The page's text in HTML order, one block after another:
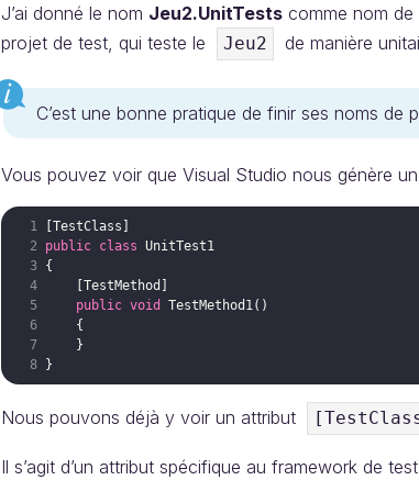
J’ai donné le nom Jeu2.UnitTests comme nom
projet de test, qui teste le
Jeu2 de manière
C’est une bonne pratique de finir ses noms de
Vous pouvez voir que Visual Studio nous génère
[TestClass ]
public class UnitTest1
{
[TestMethod ]
public void TestMethod1 ( )
{
}
}
Nous pouvons déjà y voir un attribut
Il s’agit d’un attribut spécifique au framework de